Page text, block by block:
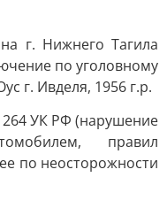
г. Нижнего Тагила
по уголовному
г. Ивделя, 1956 г.р.
УК РФ (нарушение
правил
по неосторожности